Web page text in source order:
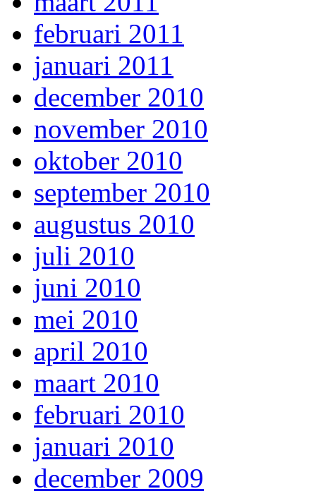
februari 2011
januari 2011
december 2010
november 2010
oktober 2010
september 2010
augustus 2010
juli 2010
juni 2010
mei 2010
april 2010
maart 2010
februari 2010
januari 2010
december 2009